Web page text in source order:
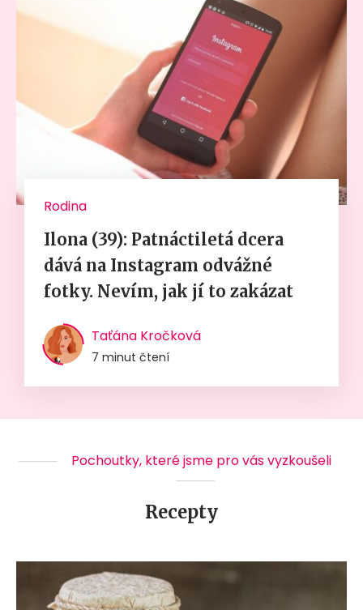
Rodina
Ilona (39): Patnáctiletá dcera
dává na Instagram odvážné
fotky. Nevím, jak jí to zakázat
Taťána Kročková
7 minut čtení
Pochoutky, které jsme pro vás vyzkoušeli
Recepty